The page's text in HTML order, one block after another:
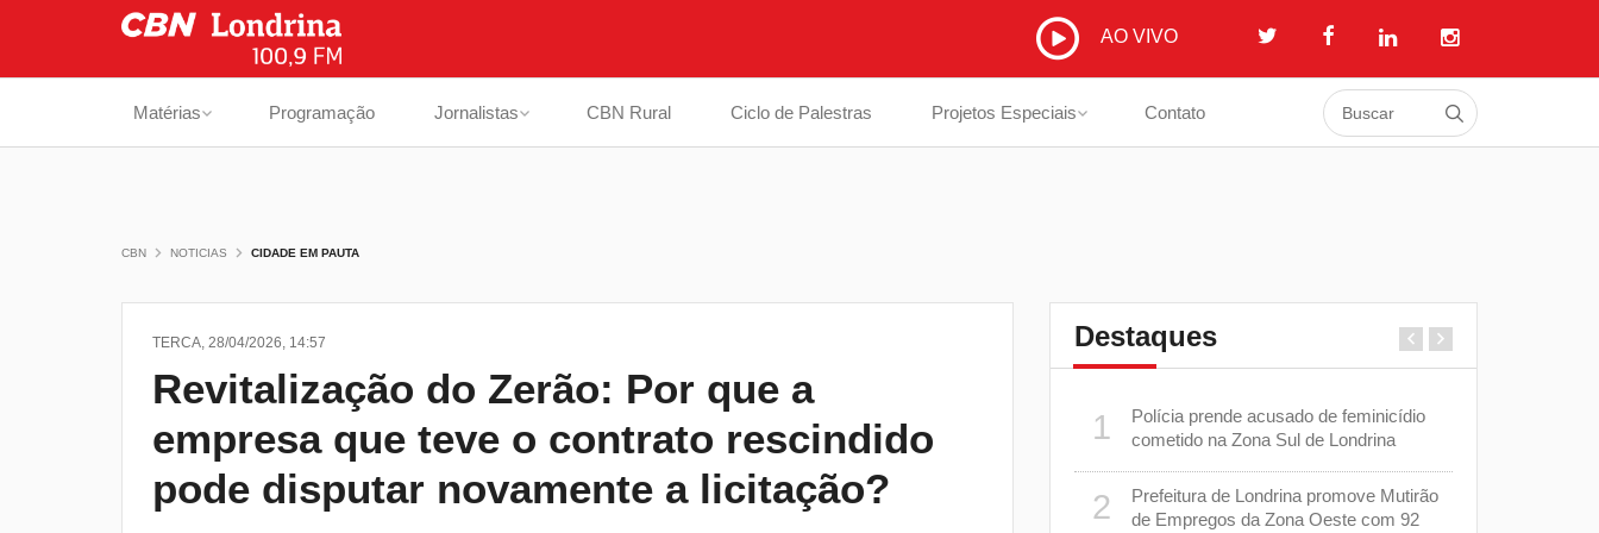
AO VIVO
Matérias Programação Jornalistas CBN Rural Ciclo de Palestras Projetos Especiais Contato
CBN NOTICIAS CIDADE EM PAUTA
TERCA, 28/04/2026, 14:57
Revitalização do Zerão: Por que a
empresa que teve o contrato rescindido
pode disputar novamente a licitação?
Destaques
6
prepara plano de recuperação de escolas
Casos de dengue caem 72% em
1
Polícia prende acusado de feminicídio
cometido na Zona Sul de Londrina
2
Prefeitura de Londrina promove Mutirão
de Empregos da Zona Oeste com 92